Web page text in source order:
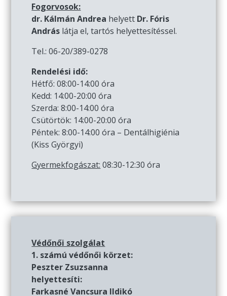
Fogorvosok:
dr. Kálmán Andrea helyett Dr. Fóris
András látja el, tartós helyettesítéssel.
Tel.: 06-20/389-0278
Rendelési idő:
Hétfő: 08:00-14:00 óra
Kedd: 14:00-20:00 óra
Szerda: 8:00-14:00 óra
Csütörtök: 14:00-20:00 óra
Péntek: 8:00-14:00 óra – Dentálhigiénia
(Kiss Györgyi)
Gyermekfogászat: 08:30-12:30 óra
Védőnői szolgálat
1. számú védőnői körzet:
Peszter Zsuzsanna
helyettesíti:
Farkasné Vancsura Ildikó